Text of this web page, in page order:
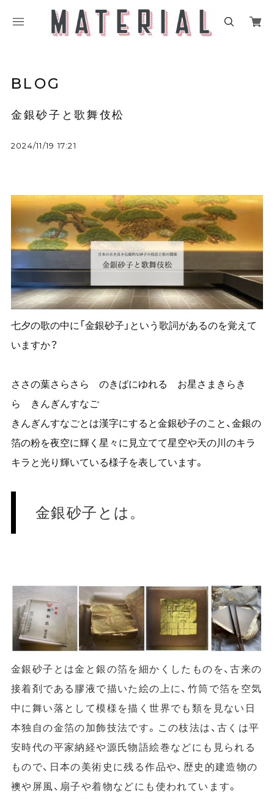
BLOG
金銀砂子と歌舞伎松
2024/11/19 17:21
七夕の歌の中に「金銀砂子」という歌詞があるのを覚えて
いますか？
ささの葉さらさら のきばにゆれる お星さまきらき
ら きんぎんすなご
きんぎんすなごとは漢字にすると金銀砂子のこと、金銀の
箔の粉を夜空に輝く星々に見立てて星空や天の川のキラ
キラと光り輝いている様子を表しています。
金銀砂子とは。
金銀砂子とは金と銀の箔を細かくしたものを、古来の
接着剤である膠液で描いた絵の上に、竹筒で箔を空気
中に舞い落として模様を描く世界でも類を見ない日
本独自の金箔の加飾技法です。この枝法は、古くは平
安時代の平家納経や源氏物語絵巻などにも見られる
もので、日本の美術史に残る作品や、歴史的建造物の
襖や屏風、扇子や着物などにも使われています。